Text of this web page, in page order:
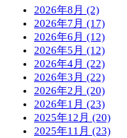
2026年8月 (2)
2026年7月 (17)
2026年6月 (12)
2026年5月 (12)
2026年4月 (22)
2026年3月 (22)
2026年2月 (20)
2026年1月 (23)
2025年12月 (20)
2025年11月 (23)